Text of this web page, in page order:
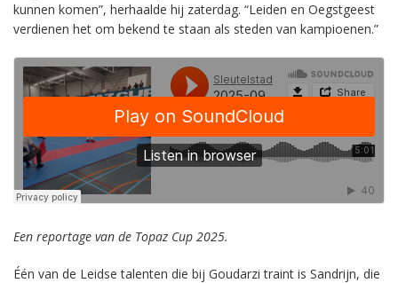
kunnen komen”, herhaalde hij zaterdag. “Leiden en Oegstgeest
verdienen het om bekend te staan als steden van kampioenen.”
Een reportage van de Topaz Cup 2025.
Één van de Leidse talenten die bij Goudarzi traint is Sandrijn, die